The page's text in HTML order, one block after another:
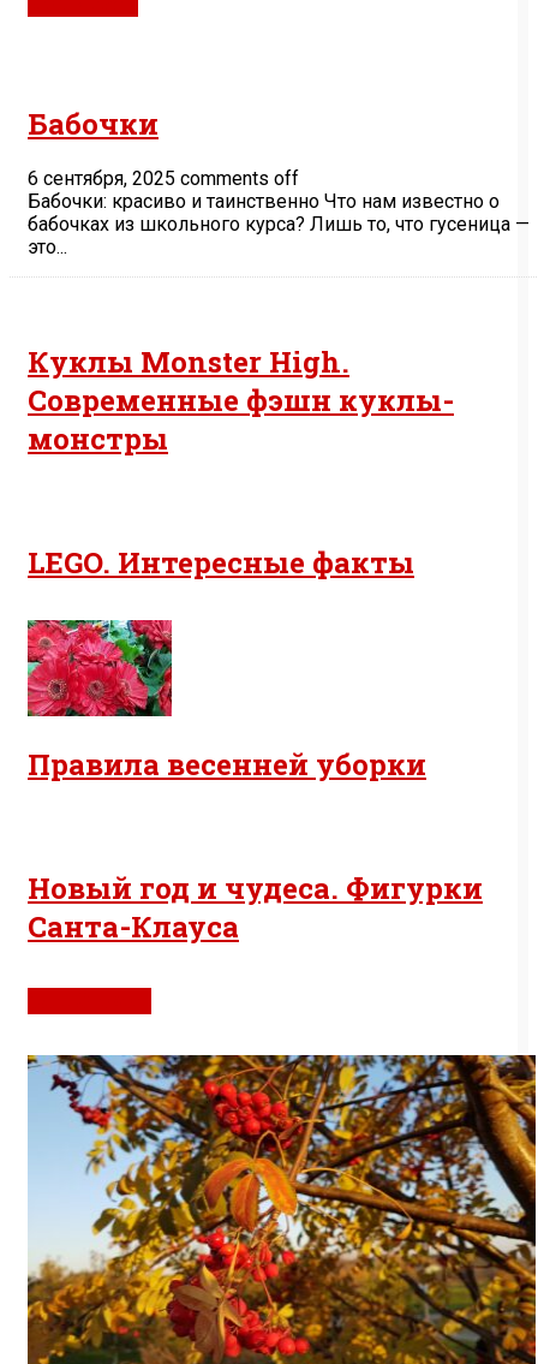
Бабочки
6 сентября, 2025 comments off
Бабочки: красиво и таинственно Что нам известно о
бабочках из школьного курса? Лишь то, что гусеница —
это...
Куклы Monster High.
Современные фэшн куклы-
монстры
LEGO. Интересные факты
Правила весенней уборки
Новый год и чудеса. Фигурки
Санта-Клауса